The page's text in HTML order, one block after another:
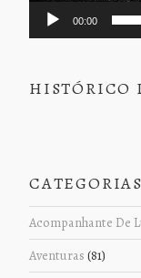
00:00
HISTÓRICO
CATEGORIAS
Acompanhante De
Aventuras (81)